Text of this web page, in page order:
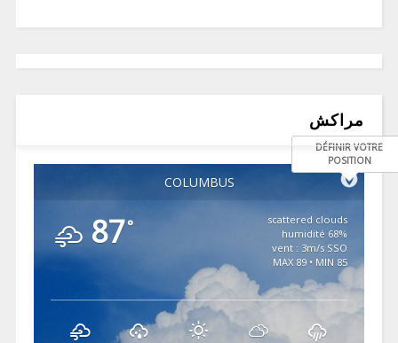
مراكش
COLUMBUS
DÉFINIR VOTRE
POSITION
87°
scattered clouds
68% humidité
vent : 3m/s SSO
MAX 89 • MIN 85